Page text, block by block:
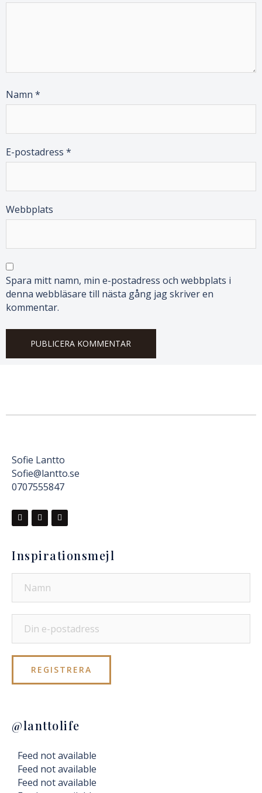
Namn *
E-postadress *
Webbplats
Spara mitt namn, min e-postadress och webbplats i
denna webbläsare till nästa gång jag skriver en
kommentar.
Sofie Lantto
Sofie@lantto.se
0707555847
Inspirationsmejl
@lanttolife
Feed not available
Feed not available
Feed not available